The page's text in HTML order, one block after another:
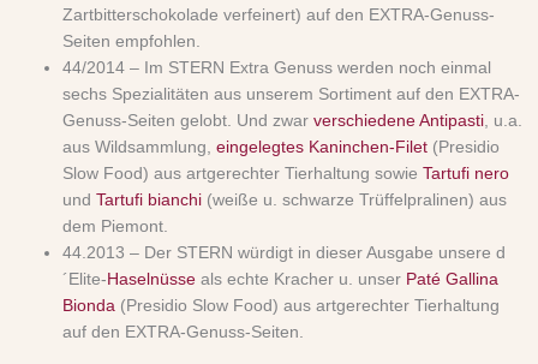
Zartbitterschokolade verfeinert) auf den EXTRA-Genuss-
Seiten empfohlen.
44/2014 – Im STERN Extra Genuss werden noch einmal
sechs Spezialitäten aus unserem Sortiment auf den EXTRA-
Genuss-Seiten gelobt. Und zwar verschiedene Antipasti, u.a.
aus Wildsammlung, eingelegtes Kaninchen-Filet (Presidio
Slow Food) aus artgerechter Tierhaltung sowie Tartufi nero
und Tartufi bianchi (weiße u. schwarze Trüffelpralinen) aus
dem Piemont.
44.2013 – Der STERN würdigt in dieser Ausgabe unsere d
´Elite-Haselnüsse als echte Kracher u. unser Paté Gallina
Bionda (Presidio Slow Food) aus artgerechter Tierhaltung
auf den EXTRA-Genuss-Seiten.